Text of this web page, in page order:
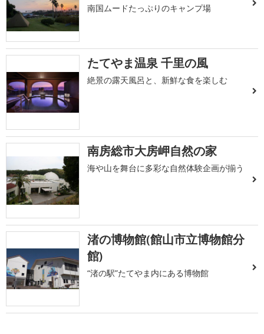
南国ムードたっぷりのキャンプ場
たてやま温泉 千里の風
絶景の露天風呂と、新鮮な食を楽しむ
南房総市大房岬自然の家
海や山を舞台に多彩な自然体験企画が揃う
渚の博物館(館山市立博物館分
館)
“渚の駅”たてやま内にある博物館